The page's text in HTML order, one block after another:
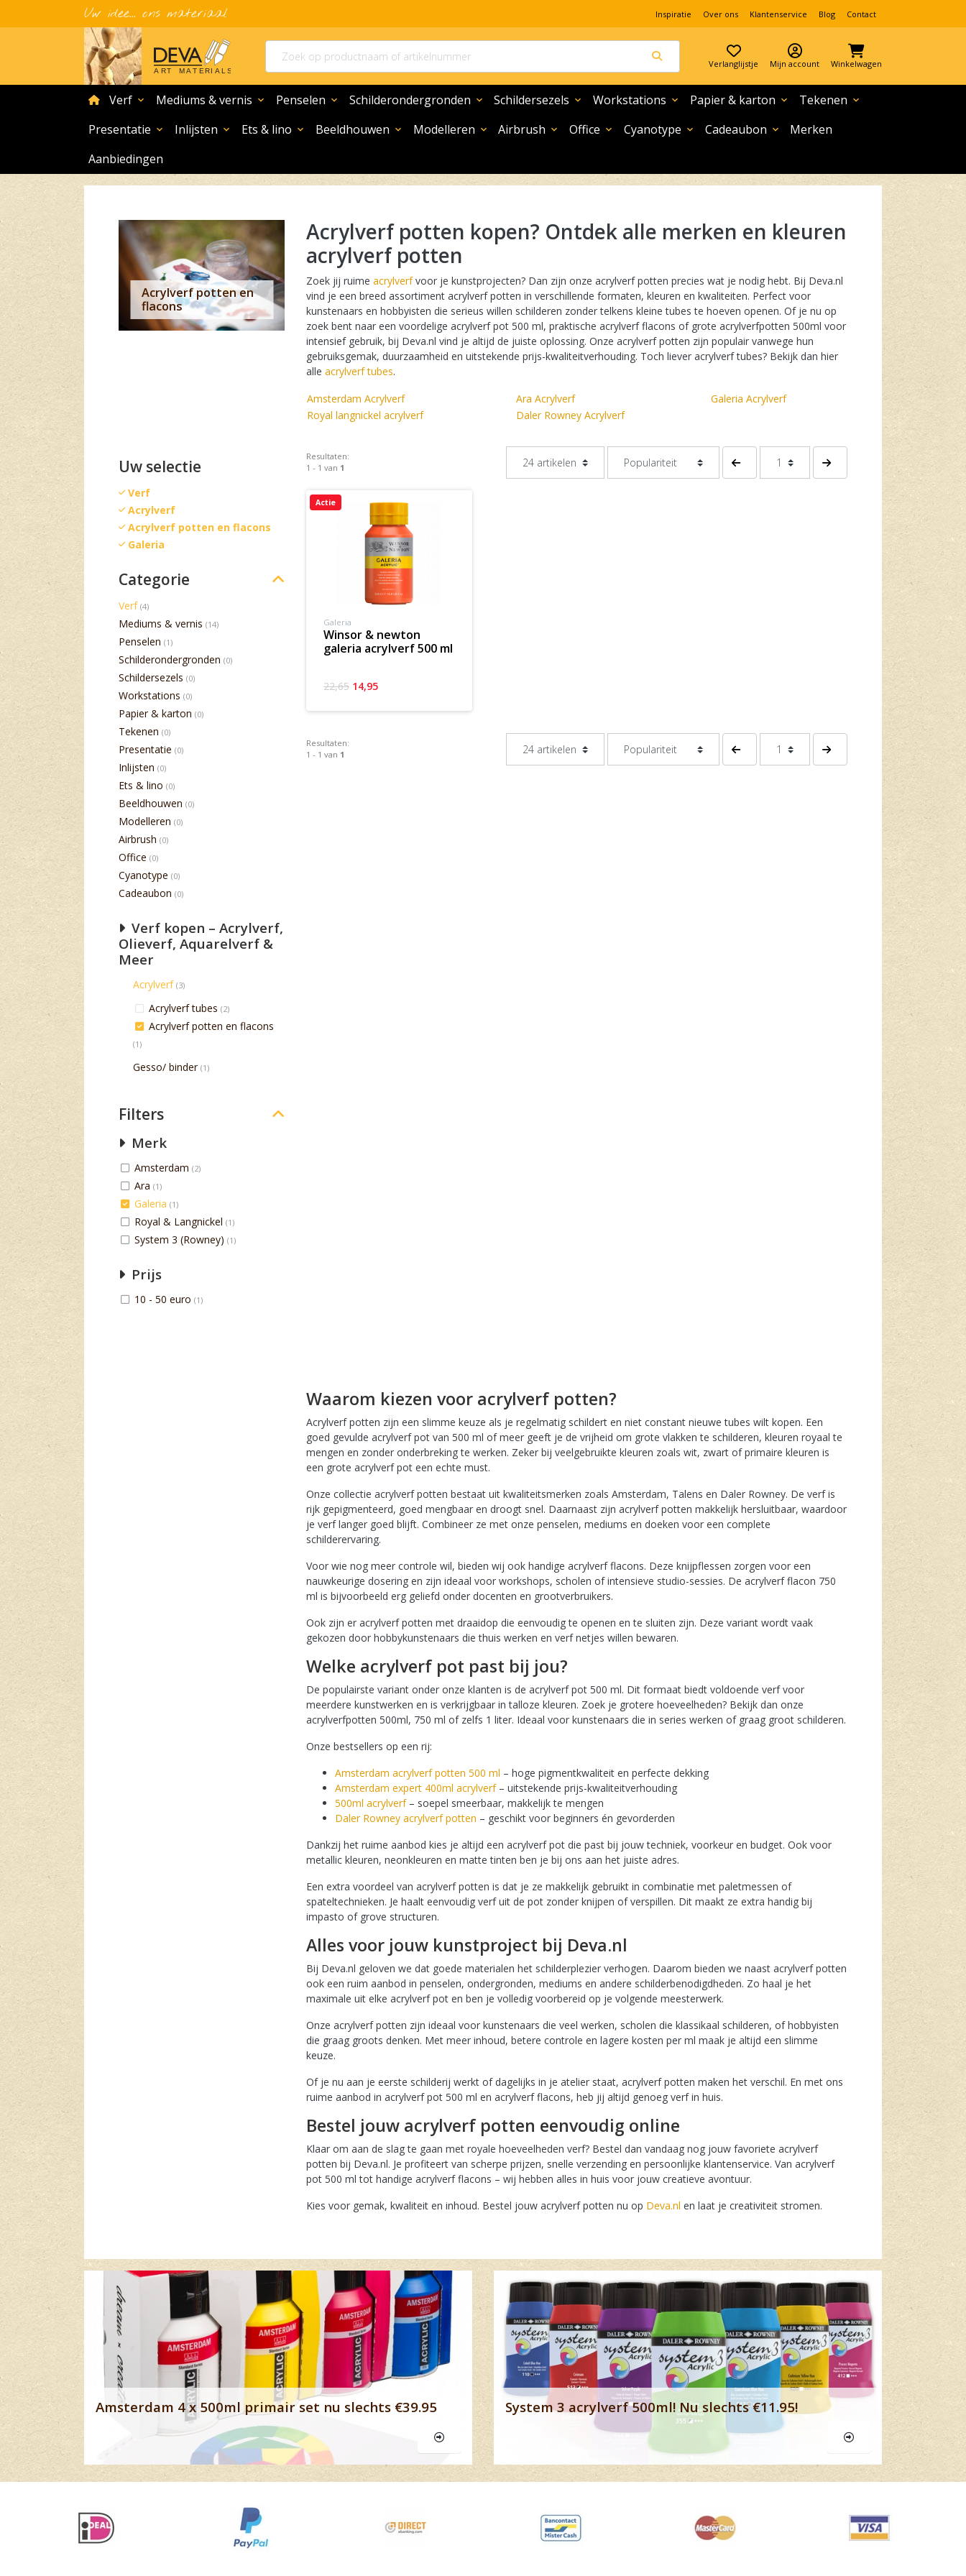
Uw idee... ons materiaal Inspiratie Over ons Klantenservice Blog Contact
Verlanglijstje Mijn account Winkelwagen
home
Verf expand_more Mediums & vernis expand_more Penselen expand_more Schilderondergronden expand_more Schildersezels expand_more Workstations expand_more Papier & karton expand_more Tekenen expand_more
Presentatie expand_more Inlijsten expand_more Ets & lino expand_more Beeldhouwen expand_more Modelleren expand_more Airbrush expand_more Office expand_more Cyanotype expand_more Cadeaubon expand_more
Merken
Aanbiedingen
Acrylverf potten en
flacons
Acrylverf potten kopen? Ontdek alle merken en kleuren
acrylverf potten
Zoek jij ruime acrylverfvoor je kunstprojecten? Dan zijn onze acrylverf potten precies wat je nodig hebt. Bij Deva.nl
vind je een breed assortiment acrylverf potten in verschillende formaten, kleuren en kwaliteiten. Perfect voor
kunstenaars en hobbyisten die serieus willen schilderen zonder telkens kleine tubes te hoeven openen. Of je nu op
zoek bent naar een voordelige acrylverf pot 500 ml, praktische acrylverf flacons of grote acrylverfpotten 500ml voor
intensief gebruik, bij Deva.nl vind je altijd de juiste oplossing. Onze acrylverf potten zijn populair vanwege hun
gebruiksgemak, duurzaamheid en uitstekende prijs-kwaliteitverhouding. Toch liever acrylverf tubes? Bekijk dan hier
alle acrylverf tubes.
Amsterdam Acrylverf
Ara Acrylverf
Galeria Acrylverf
Royal langnickel acrylverf
Daler Rowney Acrylverf
Uw selectie
Verf
Acrylverf
Acrylverf potten en flacons
Galeria
Categorie
Verf (4)
Mediums & vernis (14)
Penselen (1)
Schilderondergronden (0)
Schildersezels (0)
Workstations (0)
Papier & karton (0)
Tekenen (0)
Presentatie (0)
Inlijsten (0)
Ets & lino (0)
Beeldhouwen (0)
Modelleren (0)
Airbrush (0)
Office (0)
Cyanotype (0)
Cadeaubon (0)
Verf kopen – Acrylverf,
Olieverf, Aquarelverf &
Meer
Acrylverf (3)
Acrylverf tubes (2)
Acrylverf potten en flacons
(1)
Gesso/ binder (1)
Filters
Merk
Amsterdam (2)
Ara (1)
Galeria (1)
Royal & Langnickel (1)
System 3 (Rowney) (1)
Prijs
10 - 50 euro (1)
Resultaten:
1 - 1 van 1 Vorige pagina Volgende pagina
Actie
Galeria
winsor & newton
galeria acrylverf 500 ml
22,65 14,95
Resultaten:
1 - 1 van 1 Vorige pagina Volgende pagina
Waarom kiezen voor acrylverf potten?
Acrylverf potten zijn een slimme keuze als je regelmatig schildert en niet constant nieuwe tubes wilt kopen. Een
goed gevulde acrylverf pot van 500 ml of meer geeft je de vrijheid om grote vlakken te schilderen, kleuren royaal te
mengen en zonder onderbreking te werken. Zeker bij veelgebruikte kleuren zoals wit, zwart of primaire kleuren is
een grote acrylverf pot een echte must.
Onze collectie acrylverf potten bestaat uit kwaliteitsmerken zoals Amsterdam, Talens en Daler Rowney. De verf is
rijk gepigmenteerd, goed mengbaar en droogt snel. Daarnaast zijn acrylverf potten makkelijk hersluitbaar, waardoor
je verf langer goed blijft. Combineer ze met onze penselen, mediums en doeken voor een complete
schilderervaring.
Voor wie nog meer controle wil, bieden wij ook handige acrylverf flacons. Deze knijpflessen zorgen voor een
nauwkeurige dosering en zijn ideaal voor workshops, scholen of intensieve studio-sessies. De acrylverf flacon 750
ml is bijvoorbeeld erg geliefd onder docenten en grootverbruikers.
Ook zijn er acrylverf potten met draaidop die eenvoudig te openen en te sluiten zijn. Deze variant wordt vaak
gekozen door hobbykunstenaars die thuis werken en verf netjes willen bewaren.
Welke acrylverf pot past bij jou?
De populairste variant onder onze klanten is de acrylverf pot 500 ml. Dit formaat biedt voldoende verf voor
meerdere kunstwerken en is verkrijgbaar in talloze kleuren. Zoek je grotere hoeveelheden? Bekijk dan onze
acrylverfpotten 500ml, 750 ml of zelfs 1 liter. Ideaal voor kunstenaars die in series werken of graag groot schilderen.
Onze bestsellers op een rij:
Amsterdam acrylverf potten 500 ml – hoge pigmentkwaliteit en perfecte dekking
Amsterdam expert 400ml acrylverf– uitstekende prijs-kwaliteitverhouding
500ml acrylverf– soepel smeerbaar, makkelijk te mengen
Daler Rowney acrylverf potten – geschikt voor beginners én gevorderden
Dankzij het ruime aanbod kies je altijd een acrylverf pot die past bij jouw techniek, voorkeur en budget. Ook voor
metallic kleuren, neonkleuren en matte tinten ben je bij ons aan het juiste adres.
Een extra voordeel van acrylverf potten is dat je ze makkelijk gebruikt in combinatie met paletmessen of
spateltechnieken. Je haalt eenvoudig verf uit de pot zonder knijpen of verspillen. Dit maakt ze extra handig bij
impasto of grove structuren.
Alles voor jouw kunstproject bij Deva.nl
Bij Deva.nl geloven we dat goede materialen het schilderplezier verhogen. Daarom bieden we naast acrylverf potten
ook een ruim aanbod in penselen, ondergronden, mediums en andere schilderbenodigdheden. Zo haal je het
maximale uit elke acrylverf pot en ben je volledig voorbereid op je volgende meesterwerk.
Onze acrylverf potten zijn ideaal voor kunstenaars die veel werken, scholen die klassikaal schilderen, of hobbyisten
die graag groots denken. Met meer inhoud, betere controle en lagere kosten per ml maak je altijd een slimme
keuze.
Of je nu aan je eerste schilderij werkt of dagelijks in je atelier staat, acrylverf potten maken het verschil. En met ons
ruime aanbod in acrylverf pot 500 ml en acrylverf flacons, heb jij altijd genoeg verf in huis.
Bestel jouw acrylverf potten eenvoudig online
Klaar om aan de slag te gaan met royale hoeveelheden verf? Bestel dan vandaag nog jouw favoriete acrylverf
potten bij Deva.nl. Je profiteert van scherpe prijzen, snelle verzending en persoonlijke klantenservice. Van acrylverf
pot 500 ml tot handige acrylverf flacons – wij hebben alles in huis voor jouw creatieve avontuur.
Kies voor gemak, kwaliteit en inhoud. Bestel jouw acrylverf potten nu op Deva.nl en laat je creativiteit stromen.
Banner row 2
Amsterdam 4 x 500ml primair set nu slechts €39.95 System 3 acrylverf 500ml! Nu slechts €11.95!